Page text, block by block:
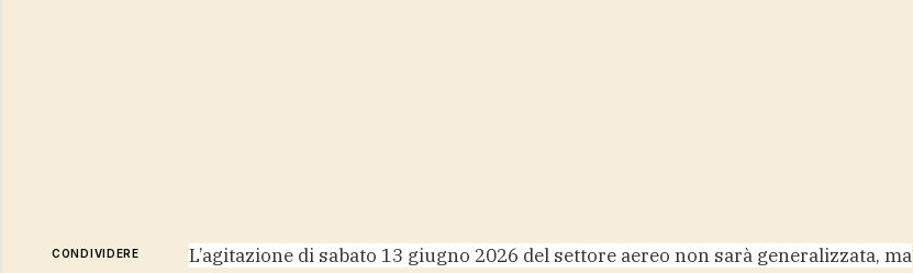
CONDIVIDERE
L’agitazione di sabato 13 giugno 2026 del settore aereo non sarà generalizzata, ma